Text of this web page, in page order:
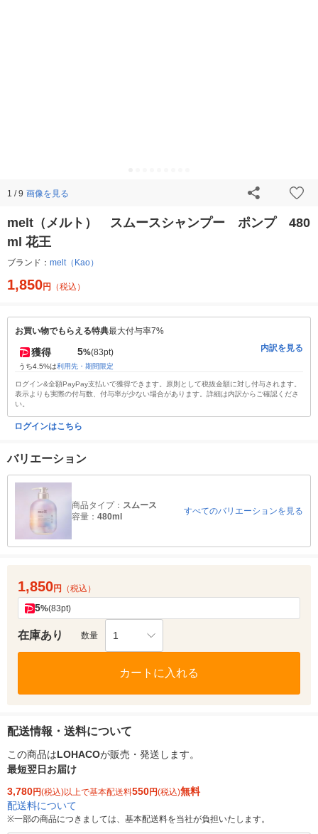
1 / 9 画像を見る
melt（メルト） スムースシャンプー ポンプ 480
ml 花王
ブランド： melt（Kao）
1,850円 （税込）
お買い物でもらえる特典最大付与率7%
獲得 5%(83pt)
うち4.5%は利用先・期間限定
内訳を見る
ログイン&全額PayPay支払いで獲得できます。原則として税抜金額に対し付与されます。
表示よりも実際の付与数、付与率が少ない場合があります。詳細は内訳からご確認くださ
い。
ログインはこちら
バリエーション
商品タイプ： スムース
容量： 480ml
すべてのバリエーションを見る
1,850円 （税込）
5%(83pt)
在庫あり 数量 1
カートに入れる
配送情報・送料について
この商品はLOHACOが販売・発送します。
最短翌日お届け
3,780円(税込)以上で基本配送料550円(税込)無料
配送料について
※一部の商品につきましては、基本配送料を当社が負担いたします。